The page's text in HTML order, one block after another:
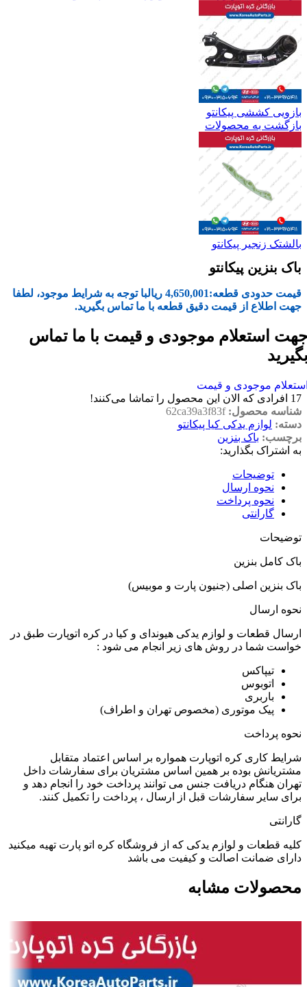
بازویی کششی پیکانتو
بازگشت به محصولات
بالشتک زنجیر پیکانتو
باک بنزین پیکانتو
قیمت حدودی قطعه:4,650,001 ریالبا توجه به شرایط موجود، لطفا
جهت اطلاع از قیمت دقیق قطعه با ما تماس بگیرید.
استعلام موجودی و قیمت با ما تماس
موجودی و قیمت
17 افرادی که الان این محصول را تماشا می‌کنند!
شناسه محصول:62ca39a3f83f
دسته: لوازم یدکی کیا پیکانتو
برچسب: باک بنزین
به اشتراک بگذارید:
توضیحات
نحوه ارسال
نحوه پرداخت
گارانتی
توضیحات
باک کامل بنزین
باک بنزین اصلی (جنیون پارت و موبیس)
نحوه ارسال
ارسال قطعات و لوازم یدکی هیوندای و کیا در کره اتوپارت طبق در
خواست شما در روش های زیر انجام می شود :
تیپاکس
اتوبوس
باربری
پیک موتوری (مخصوص تهران و اطراف)
نحوه پرداخت
شرایط کاری کره اتوپارت همواره بر اساس اعتماد متقابل
مشتریانش بوده بر همین اساس مشتریان برای سفارشات داخل
تهران هنگام دریافت جنس می توانند پرداخت خود را انجام دهد و
برای سایر سفارشات قبل از ارسال ، پرداخت را تکمیل کنند.
گارانتی
کلیه قطعات و لوازم یدکی که از فروشگاه کره اتو پارت تهیه میکنید
دارای ضمانت اصالت و کیفیت می باشد
محصولات مشابه